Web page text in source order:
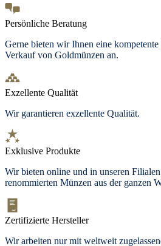
Persönliche Beratung
Gerne bieten wir Ihnen eine
Verkauf von Goldmünzen an.
Exzellente Qualität
Wir garantieren exzellente Qualität.
Exklusive Produkte
Wir bieten online und in unseren
renommierten Münzen aus der ganzen
Zertifizierte Hersteller
Wir arbeiten nur mit weltweit